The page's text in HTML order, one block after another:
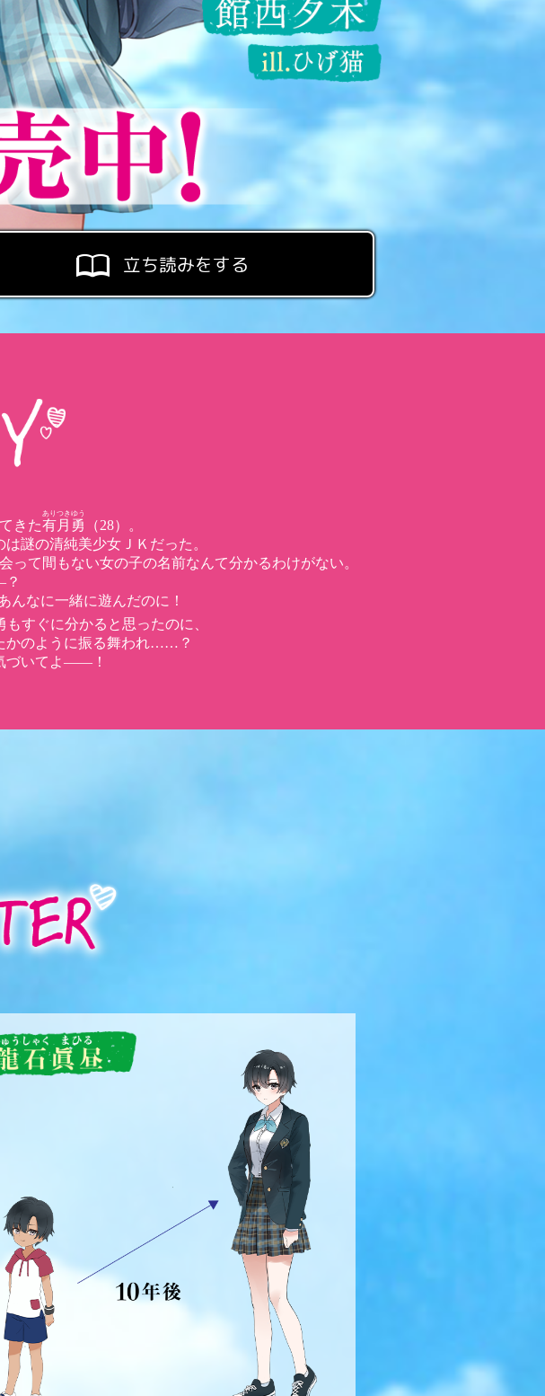
立ち読みをする
きた有月勇
ありつきゆう
（28）。
謎の清純美少女ＪＫだった。
て間もない女の子の名前なんて分かるわけがない。
なに一緒に遊んだのに！
もすぐに分かると思ったのに、
かのように振る舞われ……？
づいてよ――！